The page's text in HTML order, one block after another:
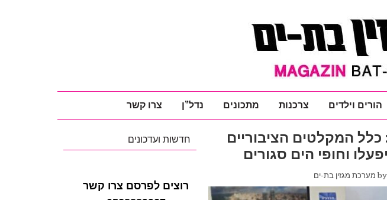
הורים וילדים צרכנות מתכונים נדל"ן צרו קשר
המקלטים הציבוריים
וחופי הים סגורים
by מערכת מגזין בת-ים
חדשות ועדכונים
רוצים לפרסם צרו קשר